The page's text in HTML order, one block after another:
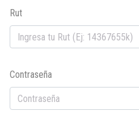
Rut
Contraseña